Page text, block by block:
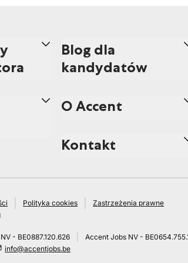
Blog dla
kandydatów
O Accent
Kontakt
Polityka cookies
Zastrzeżenia prawne
- BE0887.120.626
Accent Jobs NV -
info@accentjobs.be